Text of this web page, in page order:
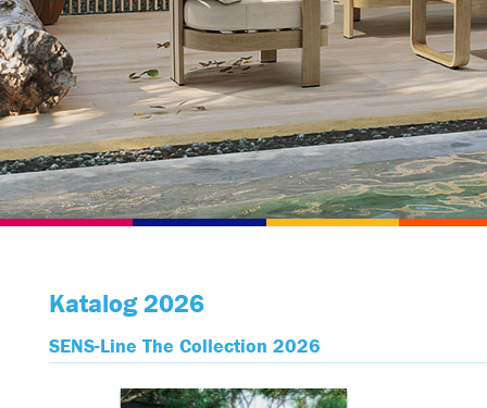
Katalog 2026
SENS-Line The Collection 2026